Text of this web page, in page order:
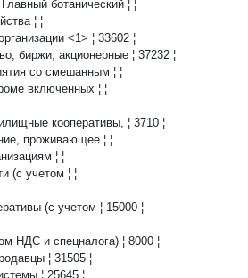
ботанический ¦ ¦
¦ ¦
<1> ¦ 33602 ¦
биржи, акционерные ¦ 37232 ¦
со смешанным ¦ ¦
включенных ¦ ¦
кооперативы, ¦ 3710 ¦
проживающее ¦ ¦
¦ ¦
(с учетом ¦ ¦
(с учетом ¦ 15000 ¦
НДС и спецналога) ¦ 8000 ¦
¦ 31505 ¦
¦ 25645 ¦